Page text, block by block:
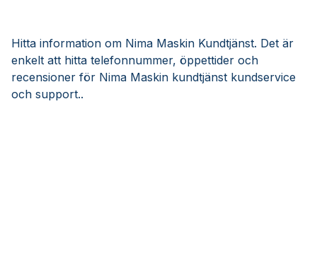
Hitta information om Nima Maskin Kundtjänst. Det är
enkelt att hitta telefonnummer, öppettider och
recensioner för Nima Maskin kundtjänst kundservice
och support..